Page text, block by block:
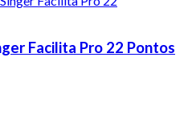
Facilita Pro 22 Pontos